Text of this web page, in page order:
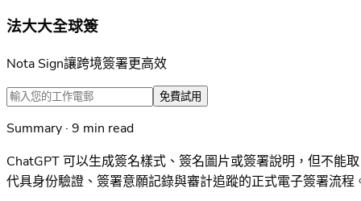
法大大全球簽
Nota Sign讓跨境簽署更高效
免費試用
Summary · 9 min read
ChatGPT 可以生成簽名樣式、簽名圖片或簽署說明，但不能取
代具身份驗證、簽署意願記錄與審計追蹤的正式電子簽署流程